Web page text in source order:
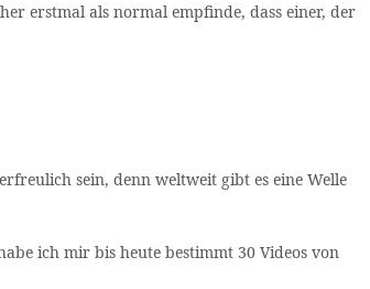
erstmal als normal empfinde, dass einer, der
sein, denn weltweit gibt es eine Welle
ich mir bis heute bestimmt 30 Videos von